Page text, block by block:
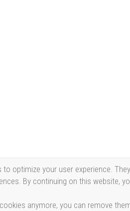
optimize your user experience.
By continuing on this website,
anymore, you can remove